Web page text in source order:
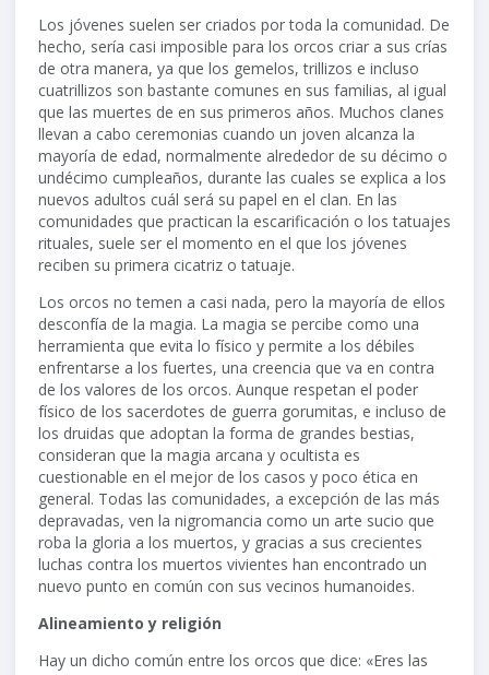
Los jóvenes suelen ser criados por toda la comunidad. De
hecho, sería casi imposible para los orcos criar a sus crías
de otra manera, ya que los gemelos, trillizos e incluso
cuatrillizos son bastante comunes en sus familias, al igual
que las muertes de en sus primeros años. Muchos clanes
llevan a cabo ceremonias cuando un joven alcanza la
mayoría de edad, normalmente alrededor de su décimo o
undécimo cumpleaños, durante las cuales se explica a los
nuevos adultos cuál será su papel en el clan. En las
comunidades que practican la escarificación o los tatuajes
rituales, suele ser el momento en el que los jóvenes
reciben su primera cicatriz o tatuaje.
Los orcos no temen a casi nada, pero la mayoría de ellos
desconfía de la magia. La magia se percibe como una
herramienta que evita lo físico y permite a los débiles
enfrentarse a los fuertes, una creencia que va en contra
de los valores de los orcos. Aunque respetan el poder
físico de los sacerdotes de guerra gorumitas, e incluso de
los druidas que adoptan la forma de grandes bestias,
consideran que la magia arcana y ocultista es
cuestionable en el mejor de los casos y poco ética en
general. Todas las comunidades, a excepción de las más
depravadas, ven la nigromancia como un arte sucio que
roba la gloria a los muertos, y gracias a sus crecientes
luchas contra los muertos vivientes han encontrado un
nuevo punto en común con sus vecinos humanoides.
Alineamiento y religión
Hay un dicho común entre los orcos que dice: «Eres las